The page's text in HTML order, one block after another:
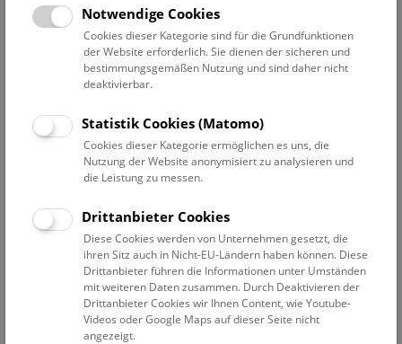
6. August 2026
Do 6.8.
Augmented Reality Show: Dinosaurier
Eine Zeitreise für Familien durch die Welt der Saurier. Die
Multimedia-Show auf Deck 50 macht es möglich, die
faszinierende Welt der Dinosaurier hautnah zu erleben!
NHM WIEN
13:00 – 14:00
Notwendige Cookies
Cookies dieser Kategorie sind für die Grundfunktionen
der Website erforderlich. Sie dienen der sicheren und
bestimmungsgemäßen Nutzung und sind daher nicht
deaktivierbar.
Statistik Cookies (Matomo)
Cookies dieser Kategorie ermöglichen es uns, die
Nutzung der Website anonymisiert zu analysieren und
die Leistung zu messen.
Drittanbieter Cookies
Diese Cookies werden von Unternehmen gesetzt, die
ihren Sitz auch in Nicht-EU-Ländern haben können. Diese
Drittanbieter führen die Informationen unter Umständen
mit weiteren Daten zusammen. Durch Deaktivieren der
Drittanbieter Cookies wir Ihnen Content, wie Youtube-
Videos oder Google Maps auf dieser Seite nicht
angezeigt.